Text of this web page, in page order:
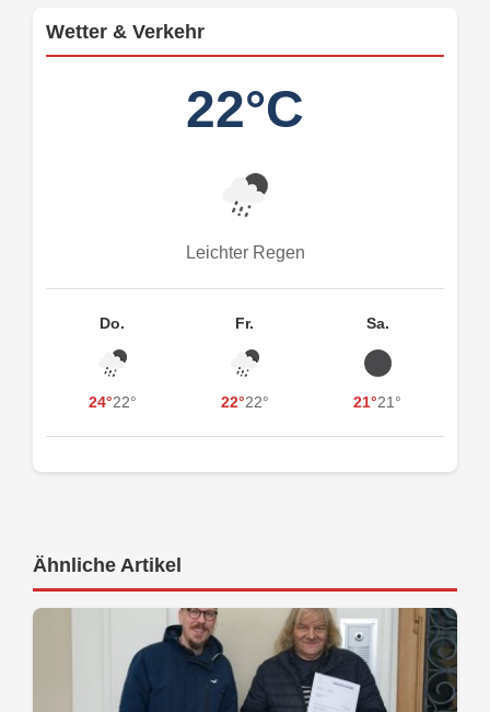
Wetter & Verkehr
22°C
Leichter Regen
Do.
24°22°
Fr.
22°22°
Sa.
21°21°
Ähnliche Artikel